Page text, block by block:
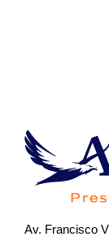
Av. Francisco